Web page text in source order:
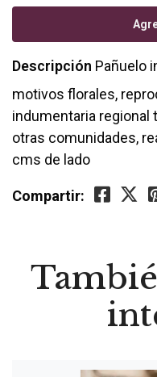
Descripción Pañuelo
motivos florales,
indumentaria regional
otras comunidades,
cms de lado
Compartir: